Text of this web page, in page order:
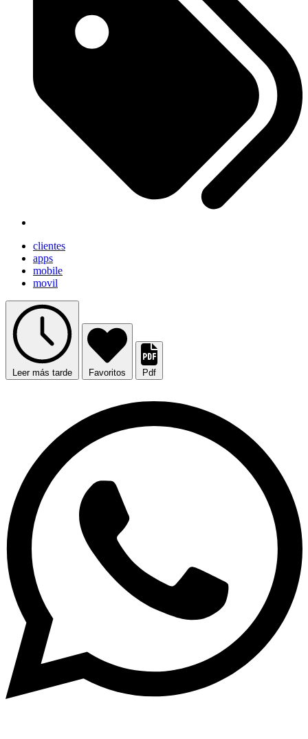
clientes
apps
mobile
movil
Leer más tarde Favoritos Pdf